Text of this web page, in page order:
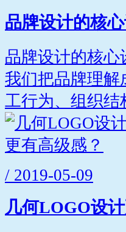
品牌设计的核
品牌设计的核
我们把品牌理解
工行为、组织结
/ 2019-05-09
几何LOGO设